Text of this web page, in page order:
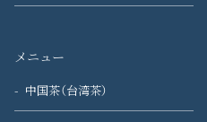
メニュー
中国茶（台湾茶）